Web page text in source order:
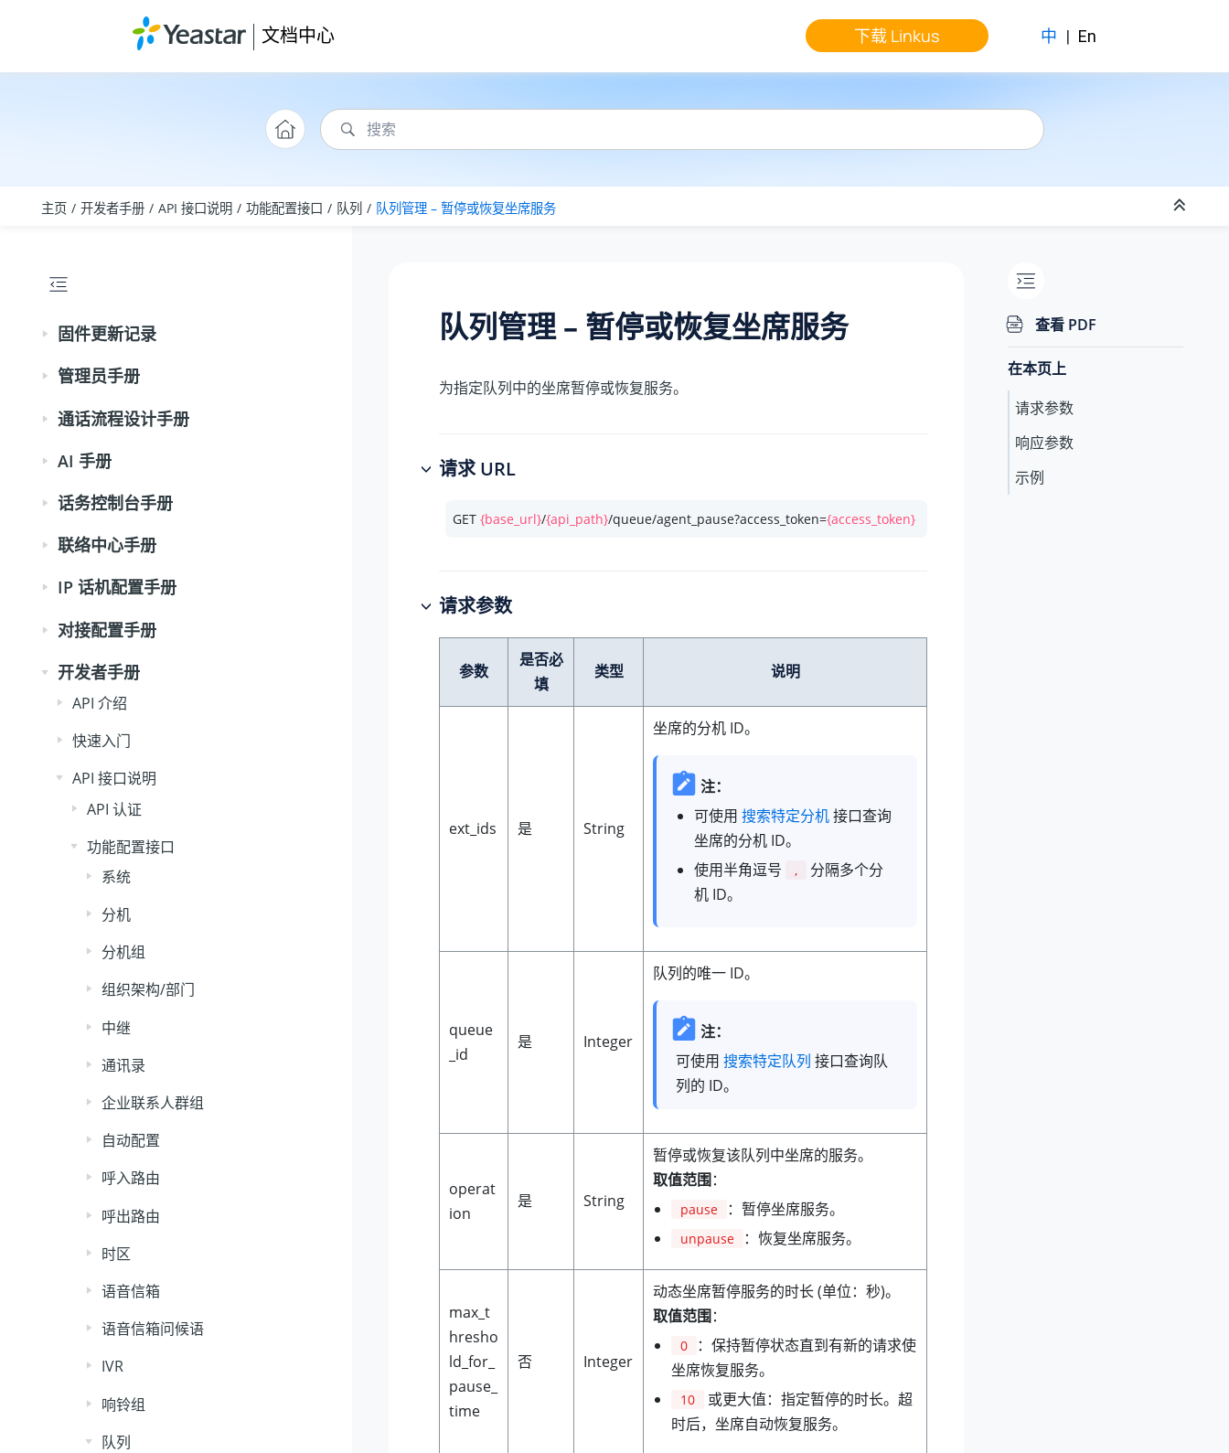
文档中心 下载 Linkus 中 | En
主页 开发者手册 API 接口说明 功能配置接口 队列 队列管理 – 暂停或恢复坐席服务
固件更新记录
管理员手册
通话流程设计手册
AI 手册
话务控制台手册
联络中心手册
IP 话机配置手册
对接配置手册
开发者手册
API 介绍
快速入门
API 接口说明
API 认证
功能配置接口
系统
分机
分机组
组织架构/部门
中继
通讯录
企业联系人群组
自动配置
呼入路由
呼出路由
时区
语音信箱
语音信箱问候语
IVR
响铃组
队列
队列管理 – 暂停或恢复坐席服务
为指定队列中的坐席暂停或恢复服务。
请求 URL
GET {base_url}/{api_path}/queue/agent_pause?access_token={access_token}
请求参数
参数
是否必
填
类型 说明
ext_ids 是 String
坐席的分机 ID。
注：
可使用 搜索特定分机接口查询
坐席的分机 ID。
使用半角逗号
,
分隔多个分
机 ID。
queue
_id
是 Integer
队列的唯一 ID。
注：
可使用 搜索特定队列 接口查询队
列的 ID。
operat
ion
是 String
暂停或恢复该队列中坐席的服务。
取值范围：
pause ：暂停坐席服务。
unpause ：恢复坐席服务。
max_t
hresho
ld_for_
pause_
time
否 Integer
动态坐席暂停服务的时长 (单位：秒)。
取值范围：
0
：保持暂停状态直到有新的请求使
坐席恢复服务。
10
或更大值：指定暂停的时长。超
时后，坐席自动恢复服务。
查看 PDF
在本页上
请求参数
响应参数
示例